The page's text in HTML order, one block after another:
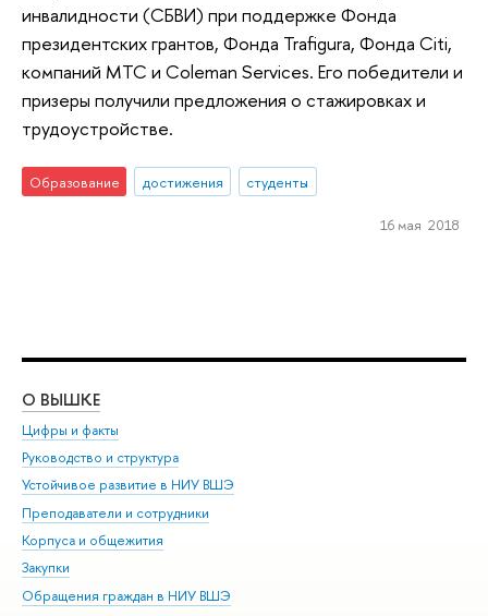
инвалидности (СБВИ) при поддержке Фонда
президентских грантов, Фонда Trafigura, Фонда Citi,
компаний МТС и Coleman Services. Его победители и
призеры получили предложения о стажировках и
трудоустройстве.
Образование достижения студенты
16 мая 2018
О ВЫШКЕ
Цифры и факты
Руководство и структура
Устойчивое развитие в НИУ ВШЭ
Преподаватели и сотрудники
Корпуса и общежития
Закупки
Обращения граждан в НИУ ВШЭ